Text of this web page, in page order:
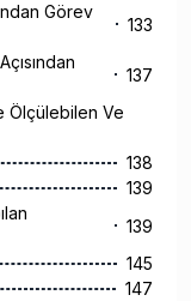
Görev
133
137
Ölçülebilen Ve
138
139
139
145
147